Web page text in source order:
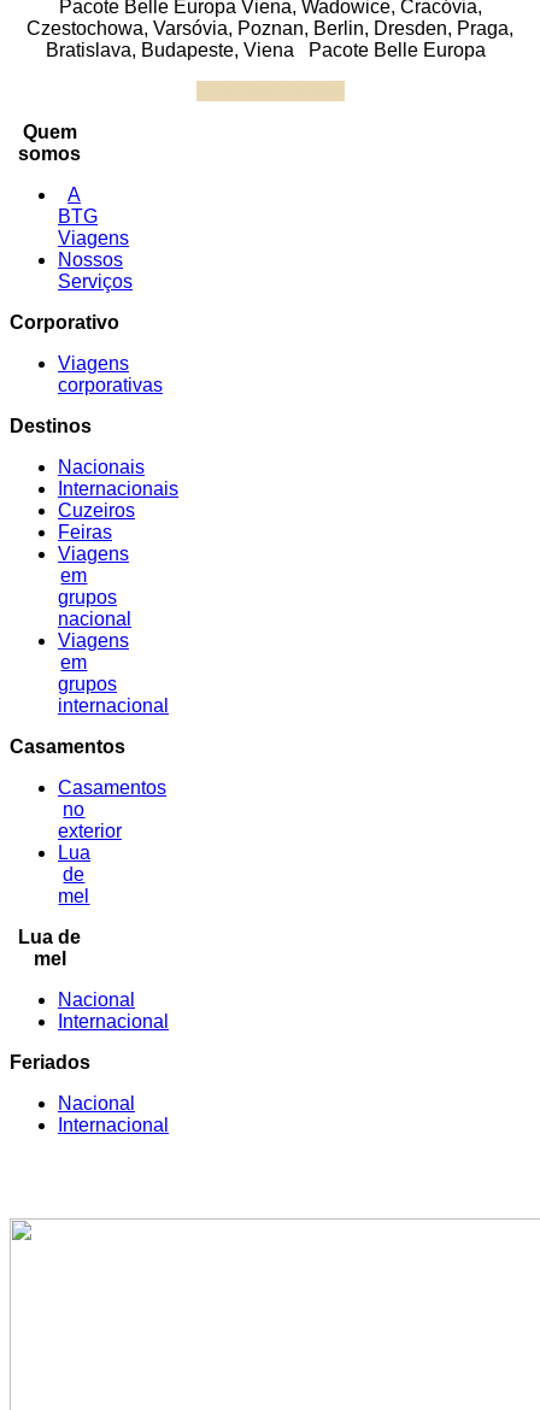
Pacote Belle Europa Viena, Wadowice, Cracóvia,
Czestochowa, Varsóvia, Poznan, Berlin, Dresden, Praga,
Bratislava, Budapeste, Viena Pacote Belle Europa
Quem
somos
A
BTG
Viagens
Nossos
Serviços
Corporativo
Viagens
corporativas
Destinos
Nacionais
Internacionais
Cuzeiros
Feiras
Viagens
em
grupos
nacional
Viagens
em
grupos
internacional
Casamentos
Casamentos
no
exterior
Lua
de
mel
Lua de
mel
Nacional
Internacional
Feriados
Nacional
Internacional